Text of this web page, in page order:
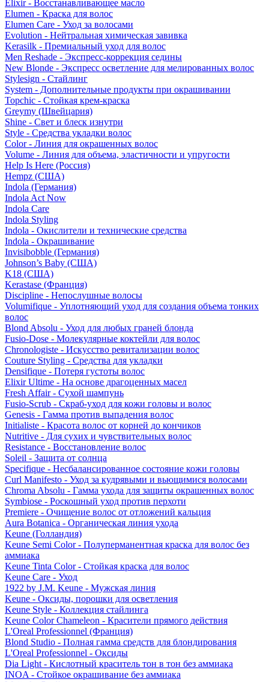
Elixir - Восстанавливающее масло
Elumen - Краска для волос
Elumen Care - Уход за волосами
Evolution - Нейтральная химическая завивка
Kerasilk - Премиальный уход для волос
Men Reshade - Экспресс-коррекция седины
New Blonde - Экспресс осветление для мелированных волос
Stylesign - Стайлинг
System - Дополнительные продукты при окрашивании
Topchic - Стойкая крем-краска
Greymy (Швейцария)
Shine - Свет и блеск изнутри
Style - Средства укладки волос
Color - Линия для окрашенных волос
Volume - Линия для объема, эластичности и упругости
Help Is Here (Россия)
Hempz (США)
Indola (Германия)
Indola Act Now
Indola Care
Indola Styling
Indola - Окислители и технические средства
Indola - Окрашивание
Invisibobble (Германия)
Johnson’s Baby (США)
K18 (США)
Kerastase (Франция)
Discipline - Непослушные волосы
Volumifique - Уплотняющий уход для создания объема тонких
волос
Blond Absolu - Уход для любых граней блонда
Fusio-Dose - Молекулярные коктейли для волос
Chronologiste - Искусство ревитализации волос
Couture Styling - Средства для укладки
Densifique - Потеря густоты волос
Elixir Ultime - На основе драгоценных масел
Fresh Affair - Сухой шампунь
Fusio-Scrub - Скраб-уход для кожи головы и волос
Genesis - Гамма против выпадения волос
Initialiste - Красота волос от корней до кончиков
Nutritive - Для сухих и чувствительных волос
Resistance - Восстановление волос
Soleil - Защита от солнца
Specifique - Несбалансированное состояние кожи головы
Curl Manifesto - Уход за кудрявыми и вьющимися волосами
Chroma Absolu - Гамма ухода для защиты окрашенных волос
Symbiose - Роскошный уход против перхоти
Premiere - Очищение волос от отложений кальция
Aura Botanica - Органическая линия ухода
Keune (Голландия)
Keune Semi Color - Полуперманентная краска для волос без
аммиака
Keune Tinta Color - Стойкая краска для волос
Keune Care - Уход
1922 by J.M. Keune - Мужская линия
Keune - Оксиды, порошки для осветления
Keune Style - Коллекция стайлинга
Keune Color Chameleon - Красители прямого действия
L'Oreal Professionnel (Франция)
Blond Studio - Полная гамма средств для блондирования
L'Oreal Professionnel - Оксиды
Dia Light - Кислотный краситель тон в тон без аммиака
INOA - Стойкое окрашивание без аммиака